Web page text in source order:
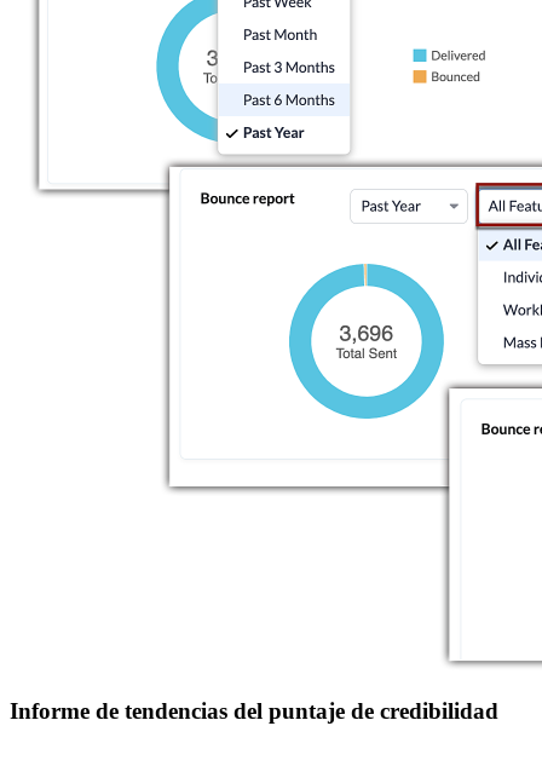
Informe de tendencias del puntaje de credibilidad